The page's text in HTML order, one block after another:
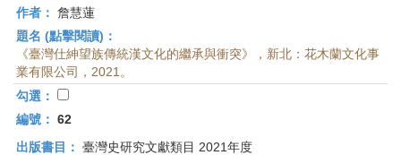
究
所-
首
頁
作者： 詹慧蓮
題名 (點擊閱讀)：
《臺灣仕紳望族傳統漢文化的繼承與衝突》，新北：花木蘭文化事
業有限公司，2021。
勾選：
編號： 62
出版書目： 臺灣史研究文獻類目 2021年度